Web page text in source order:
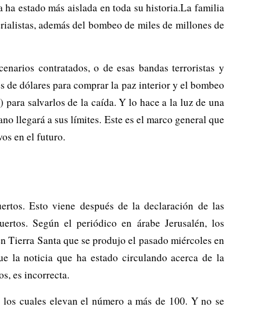
estado más aislada en toda su historia.La familia
además del bombeo de miles de millones de
contratados, o de esas bandas terroristas y
de dólares para comprar la paz interior y el bombeo
salvarlos de la caída. Y lo hace a la luz de una
llegará a sus límites. Este es el marco general que
en el futuro.
Esto viene después de la declaración de las
Según el periódico en árabe Jerusalén, los
Santa que se produjo el pasado miércoles en
la noticia que ha estado circulando acerca de la
es incorrecta.
cuales elevan el número a más de 100. Y no se